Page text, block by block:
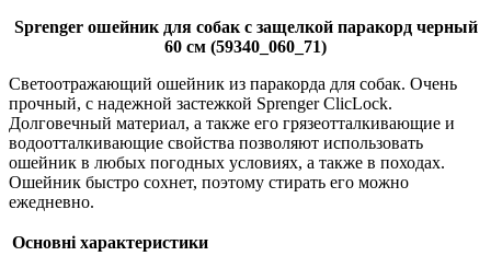
Sprenger ошейник для собак с защелкой паракорд черный
60 см (59340_060_71)
Светоотражающий ошейник из паракорда для собак. Очень
прочный, с надежной застежкой Sprenger ClicLock.
Долговечный материал, а также его грязеотталкивающие и
водоотталкивающие свойства позволяют использовать
ошейник в любых погодных условиях, а также в походах.
Ошейник быстро сохнет, поэтому стирать его можно
ежедневно.
Основні характеристики